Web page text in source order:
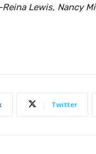
Lewis, Nancy
Twitter